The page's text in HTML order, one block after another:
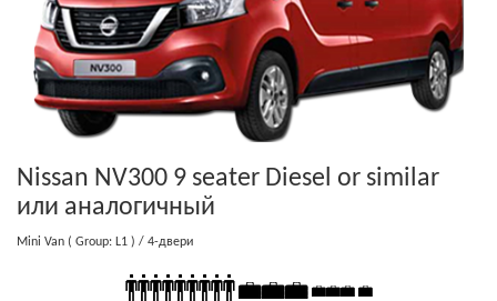
Nissan NV300 9 seater Diesel or similar
или аналогичный
Mini Van ( Group: L1 ) / 4-двери